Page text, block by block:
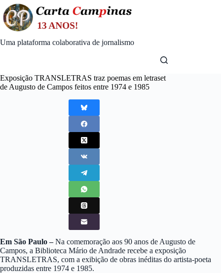
Skip
to
content
Uma plataforma colaborativa de jornalismo
Exposição TRANSLETRAS traz poemas em letraset
de Augusto de Campos feitos entre 1974 e 1985
Em São Paulo –Na comemoração aos 90 anos de Augusto de
Campos, a Biblioteca Mário de Andrade recebe a exposição
TRANSLETRAS, com a exibição de obras inéditas do artista-poeta
produzidas entre 1974 e 1985.